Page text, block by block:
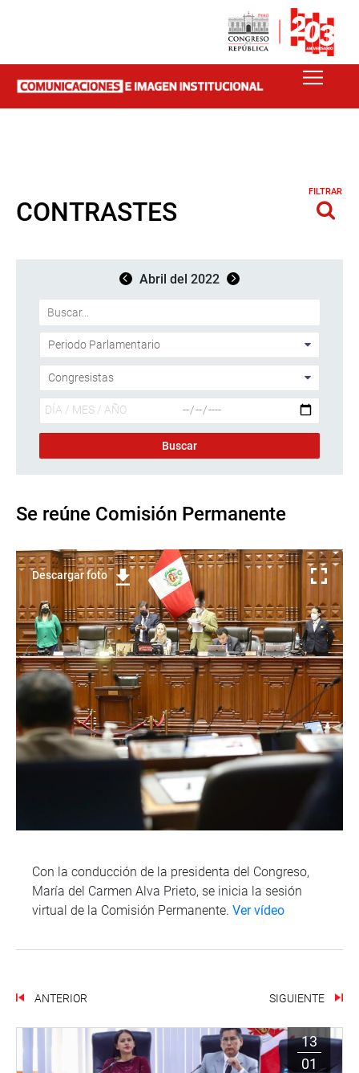
CONTRASTES
FILTRAR
Abril del 2022
Se reúne Comisión Permanente
Descargar foto
Con la conducción de la presidenta del Congreso,
María del Carmen Alva Prieto, se inicia la sesión
virtual de la Comisión Permanente. Ver vídeo
ANTERIOR SIGUIENTE
13
01